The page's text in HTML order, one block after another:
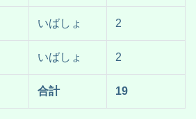
いばしょ 2
いばしょ 2
合計 19